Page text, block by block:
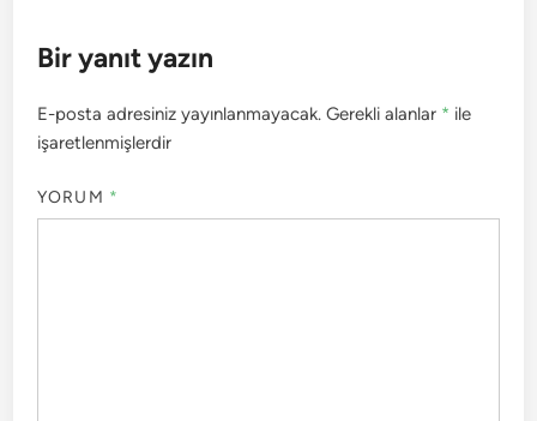
Bir yanıt yazın
E-posta adresiniz yayınlanmayacak. Gerekli alanlar * ile
işaretlenmişlerdir
YORUM *